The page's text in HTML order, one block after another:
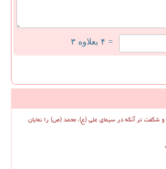
= ۴ بعلاوه ۳
تر آنکه در سیمای علی (ع)، محمد (ص) را نمایان